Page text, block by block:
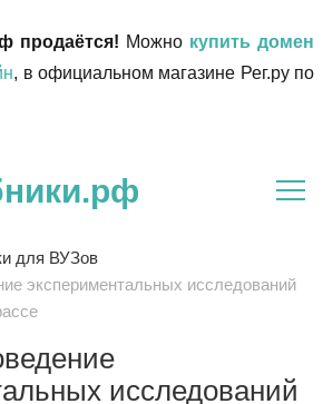
продаётся! Можно купить домен
, в официальном магазине Рег.ру по
для ВУЗов
экспериментальных исследований
исследований